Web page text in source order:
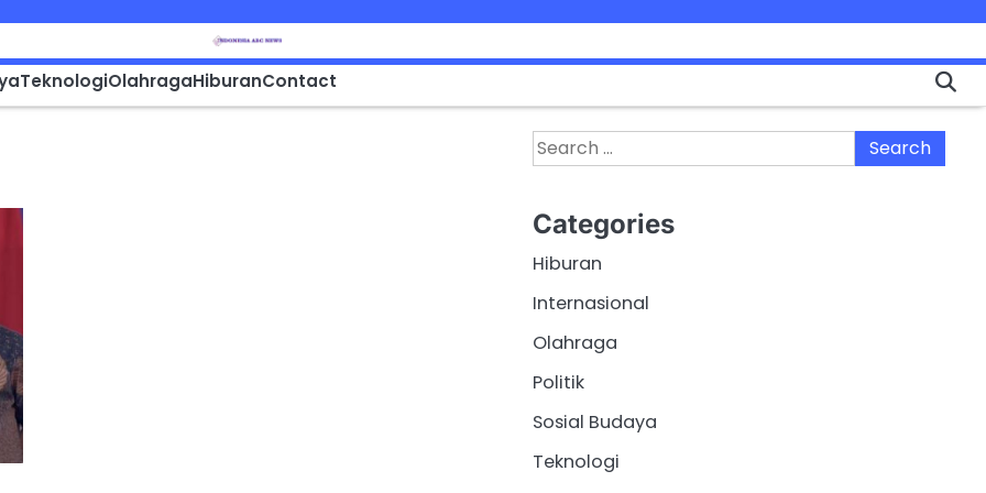
TeknologiOlahragaHiburanContact
Search
for:
Categories
Hiburan
Internasional
Olahraga
Politik
Sosial Budaya
Teknologi